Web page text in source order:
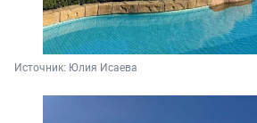
Источник: Юлия Исаева